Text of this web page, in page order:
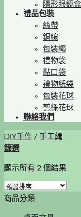
隱形眼鏡盒
禮品包裝
絲帶
銅線
包裝繩
禮物袋
黏口袋
禮物紙袋
包裝花球
剪綵花球
聯絡我們
DIY手作 / 手工繩
篩選
顯示所有 2 個結果
商品分類